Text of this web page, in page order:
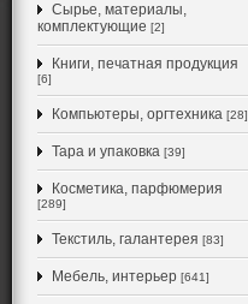
Сырье, материалы,
комплектующие [2]
Книги, печатная продукция
[6]
Компьютеры, оргтехника [28]
Тара и упаковка [39]
Косметика, парфюмерия
[289]
Текстиль, галантерея [83]
Мебель, интерьер [641]